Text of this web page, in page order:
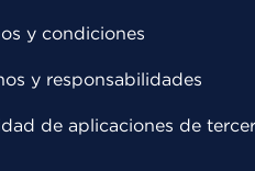
y condiciones
y responsabilidades
de aplicaciones de